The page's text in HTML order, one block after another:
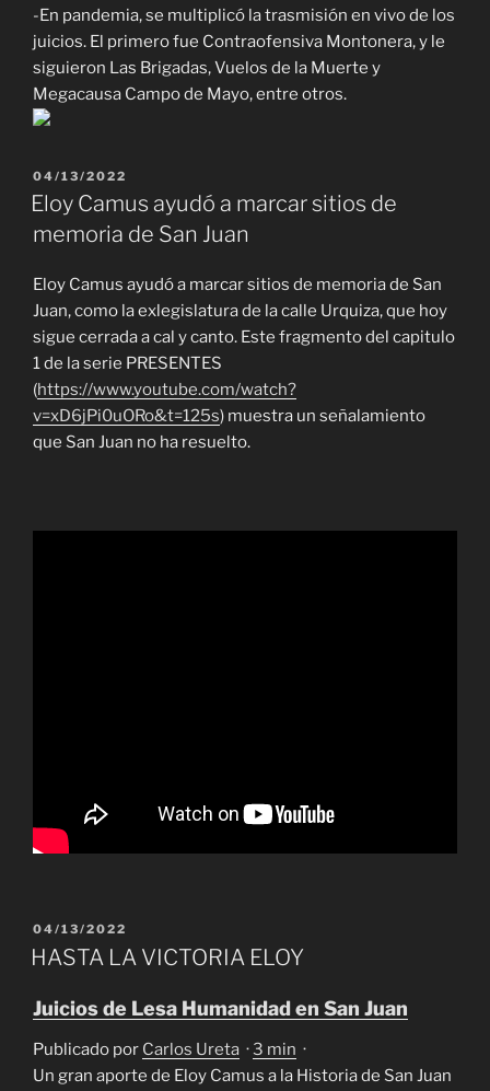
-En pandemia, se multiplicó la trasmisión en vivo de los
juicios. El primero fue Contraofensiva Montonera, y le
siguieron Las Brigadas, Vuelos de la Muerte y
Megacausa Campo de Mayo, entre otros.
PUBLICADO
EL
04/13/2022
Eloy Camus ayudó a marcar sitios de
memoria de San Juan
Eloy Camus ayudó a marcar sitios de memoria de San
Juan, como la exlegislatura de la calle Urquiza, que hoy
sigue cerrada a cal y canto. Este fragmento del capitulo
1 de la serie PRESENTES
(https://www.youtube.com/watch?
v=xD6jPi0uORo&t=125s) muestra un señalamiento
que San Juan no ha resuelto.
PUBLICADO
EL
04/13/2022
HASTA LA VICTORIA ELOY
Juicios de Lesa Humanidad en San Juan
Publicado por Carlos Ureta ·3 min ·
Un gran aporte de Eloy Camus a la Historia de San Juan